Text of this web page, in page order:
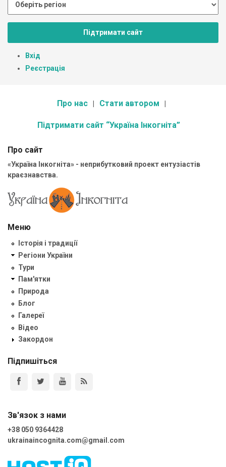
Підтримати сайт
Вхід
Реєстрація
Про нас Стати автором
Підтримати сайт “Україна Інкогніта”
Про сайт
«Україна Інкогніта» - неприбутковий проект ентузіастів
краєзнавства.
Меню
Історія і традиції
Регіони України
Тури
Пам'ятки
Природа
Блог
Галереї
Відео
Закордон
Підпишіться
Зв'язок з нами
+38 050 9364428
ukrainaincognita.com@gmail.com